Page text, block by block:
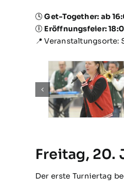
🕓Get-Together: ab
🕕 Eröffnungsfeier:
📍 Veranstaltungsorte:
Freitag, 20.
Der erste Turniertag